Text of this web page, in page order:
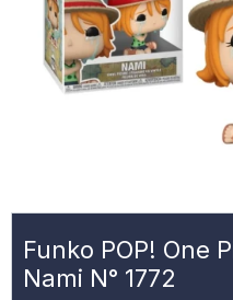
Funko POP! One
Nami N° 1772